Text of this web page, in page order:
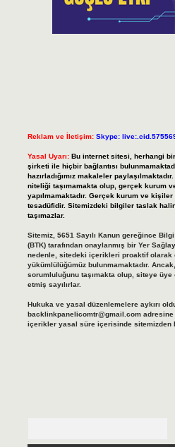
Reklam ve İletişim: Skype:
Yasal Uyarı: Bu internet sitesi, herhangi
şirketi ile hiçbir bağlantısı
hazırladığımız makaleler
niteliği taşımamakta olup, gerçek kurum
yapılmamaktadır. Gerçek kurum ve
tesadüfidir. Sitemizdeki bilgiler taslak
taşımazlar.
Sitemiz, 5651 Sayılı Kanun gereğince
(BTK) tarafından onaylanmış bir Yer
nedenle, sitedeki içerikleri proaktif olarak
yükümlülüğümüz bulunmamaktadır.
sorumluluğunu taşımakta olup, siteye
etmiş sayılırlar.
Hukuka ve yasal düzenlemelere aykırı
backlinkpanelicomtr@gmail.comadresine
içerikler yasal süre içerisinde sitemizden